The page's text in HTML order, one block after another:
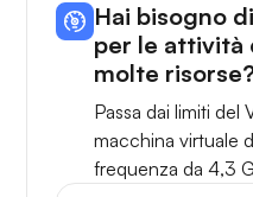
Hai bisogno
per le attività
molte
Passa dai limiti del
macchina virtuale
frequenza da 4,3